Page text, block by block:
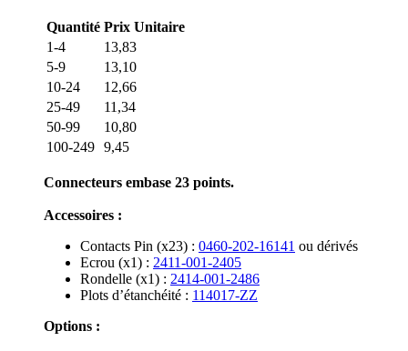
Quantité Prix Unitaire
1-4
13,83
5-9
13,10
10-24
12,66
25-49
11,34
50-99
10,80
100-249 9,45
Connecteurs embase 23 points.
Accessoires :
Contacts Pin (x23) : 0460-202-16141 ou dérivés
Ecrou (x1) : 2411-001-2405
Rondelle (x1) : 2414-001-2486
Plots d’étanchéité : 114017-ZZ
Options :